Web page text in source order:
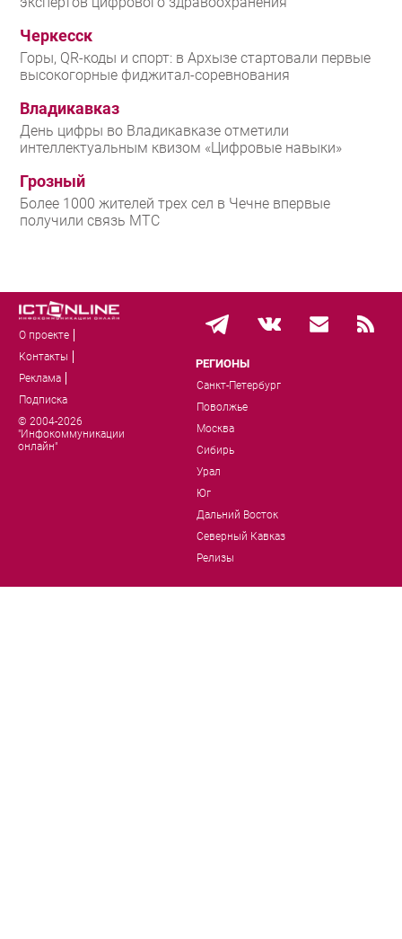
Черкесск
Горы, QR-коды и спорт: в Архызе стартовали первые
высокогорные фиджитал-соревнования
Владикавказ
День цифры во Владикавказе отметили
интеллектуальным квизом «Цифровые навыки»
Грозный
Более 1000 жителей трех сел в Чечне впервые
получили связь МТС
О проекте
Контакты
Реклама
Подписка
© 2004-2026
"Инфокоммуникации
онлайн"
РЕГИОНЫ
Санкт-Петербург
Поволжье
Москва
Сибирь
Урал
Юг
Дальний Восток
Северный Кавказ
Релизы